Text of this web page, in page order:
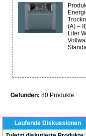
(A) –
Liter
Gefunden: 80 Produkte
Laufende Diskussionen